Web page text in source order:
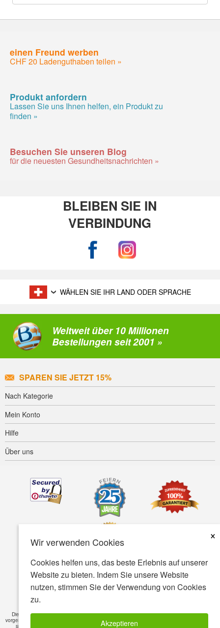
Wir verwenden Cookies
×
Cookies helfen uns, das beste Erlebnis auf unserer
Website zu bieten. Indem Sie unsere Website
nutzen, stimmen Sie der Verwendung von Cookies
zu.
Akzeptieren
einen Freund werben
CHF 20 Ladenguthaben teilen »
Produkt anfordern
Lassen Sie uns Ihnen helfen, ein Produkt zu
finden »
Besuchen Sie unseren Blog
für die neuesten Gesundheitsnachrichten »
BLEIBEN SIE IN
VERBINDUNG
WÄHLEN SIE IHR LAND ODER SPRACHE
Weltweit über 10 Millionen
Bestellungen seit 2001 »
SPAREN SIE JETZT 15%
Nach Kategorie
Mein Konto
Hilfe
Über uns
© Copyright 2001-2026 BIOVEA. Alle rechte vorbehalten
Die auf dieser Webseite enthaltenen Informationen sind nur für das allgemeine Wissen
vorgesehen und sind nicht als Ersatz für ein professionelles Gutachten oder Behandlung für
spezifische Krankheiten. Fragen Sie immer erst Ihren Arzt wenn Sie eine bestimmte